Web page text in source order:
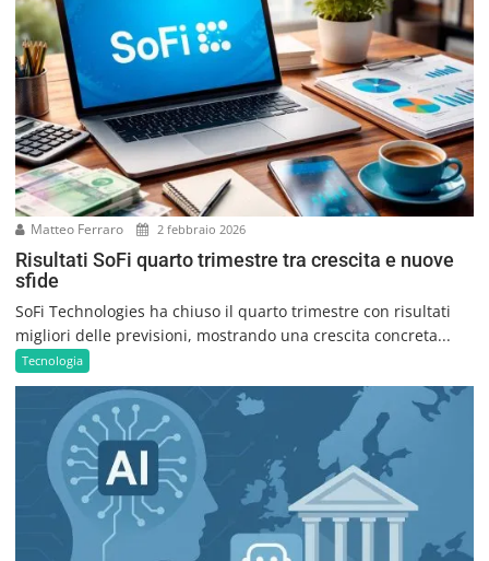
Matteo Ferraro 2 febbraio 2026
Risultati SoFi quarto trimestre tra crescita e nuove
sfide
SoFi Technologies ha chiuso il quarto trimestre con risultati
migliori delle previsioni, mostrando una crescita concreta...
Tecnologia